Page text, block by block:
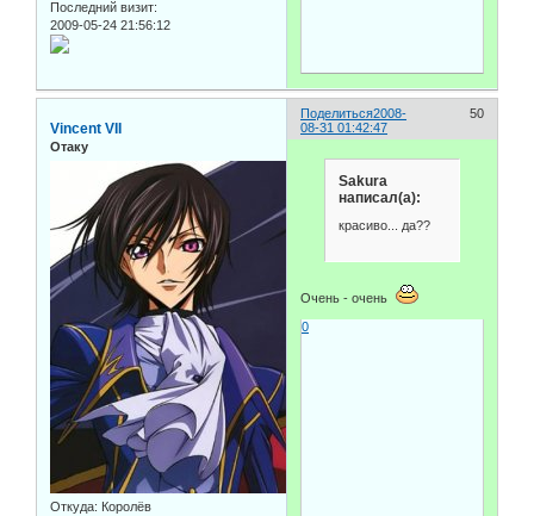
Последний визит:
2009-05-24 21:56:12
Поделиться 50
2008-
08-31 01:42:47
Vincent VII
Отаку
Откуда: Королёв
Sakura
написал(а):
красиво... да??
Очень - очень
0